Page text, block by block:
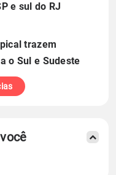
e sul do RJ
trazem
o Sul e Sudeste